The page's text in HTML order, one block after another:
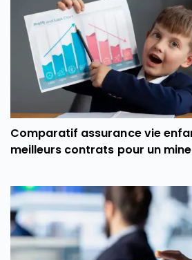
Comparatif assurance vie
meilleurs contrats pour un